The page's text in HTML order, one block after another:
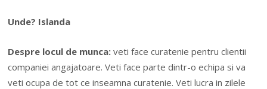
Unde? Islanda
Despre locul de munca:veti face curatenie pentru clientii
companiei angajatoare. Veti face parte dintr-o echipa si va
veti ocupa de tot ce inseamna curatenie. Veti lucra in zilele